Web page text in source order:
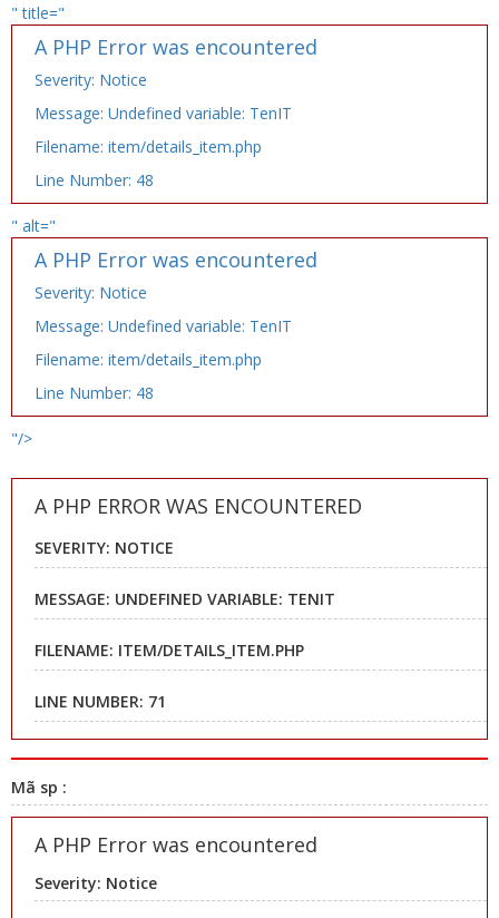
" title="
A PHP Error was encountered
Severity: Notice
Message: Undefined variable: TenIT
Filename: item/details_item.php
Line Number: 48
" alt="
A PHP Error was encountered
Severity: Notice
Message: Undefined variable: TenIT
Filename: item/details_item.php
Line Number: 48
"/>
A PHP ERROR WAS ENCOUNTERED
SEVERITY: NOTICE
MESSAGE: UNDEFINED VARIABLE: TENIT
FILENAME: ITEM/DETAILS_ITEM.PHP
LINE NUMBER: 71
Mã sp :
A PHP Error was encountered
Severity: Notice